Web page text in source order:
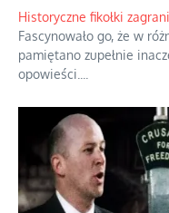
Historyczne fikołki
Fascynowało go, że w
pamiętano zupełnie
opowieści.